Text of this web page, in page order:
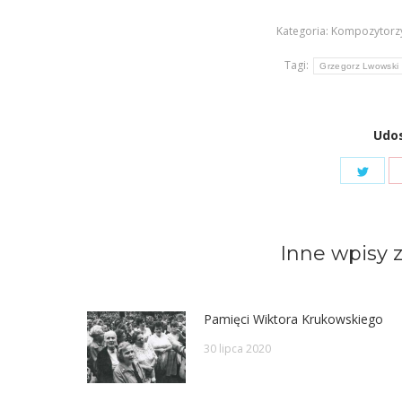
Kategoria:
Tagi: Grzegorz Lwowski
Inne wpisy
Pamięci Wiktora Krukowskiego
30 lipca 2020